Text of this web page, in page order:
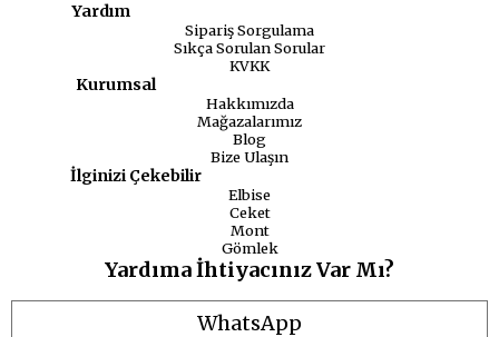
Yardım
Sipariş Sorgulama
Sıkça Sorulan Sorular
KVKK
Kurumsal
Hakkımızda
Mağazalarımız
Blog
Bize Ulaşın
İlginizi Çekebilir
Elbise
Ceket
Mont
Gömlek
Yardıma İhtiyacınız Var Mı?
WhatsApp